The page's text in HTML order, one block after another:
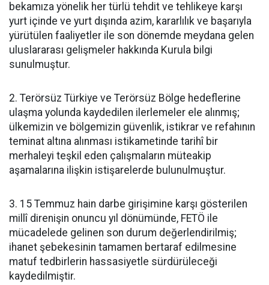
bekamıza yönelik her türlü tehdit ve tehlikeye karşı
yurt içinde ve yurt dışında azim, kararlılık ve başarıyla
yürütülen faaliyetler ile son dönemde meydana gelen
uluslararası gelişmeler hakkında Kurula bilgi
sunulmuştur.
2. Terörsüz Türkiye ve Terörsüz Bölge hedeflerine
ulaşma yolunda kaydedilen ilerlemeler ele alınmış;
ülkemizin ve bölgemizin güvenlik, istikrar ve refahının
teminat altına alınması istikametinde tarihî bir
merhaleyi teşkil eden çalışmaların müteakip
aşamalarına ilişkin istişarelerde bulunulmuştur.
3. 15 Temmuz hain darbe girişimine karşı gösterilen
millî direnişin onuncu yıl dönümünde, FETÖ ile
mücadelede gelinen son durum değerlendirilmiş;
ihanet şebekesinin tamamen bertaraf edilmesine
matuf tedbirlerin hassasiyetle sürdürüleceği
kaydedilmiştir.